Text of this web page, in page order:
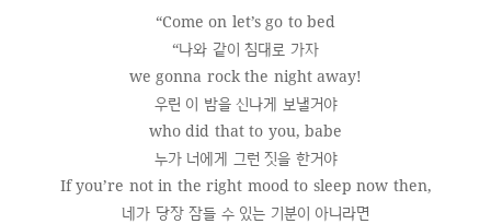
“Come on let’s go to bed
“나와 같이 침대로 가자
we gonna rock the night away!
우린 이 밤을 신나게 보낼거야
who did that to you, babe
누가 너에게 그런 짓을 한거야
If you’re not in the right mood to sleep now then,
네가 당장 잠들 수 있는 기분이 아니라면